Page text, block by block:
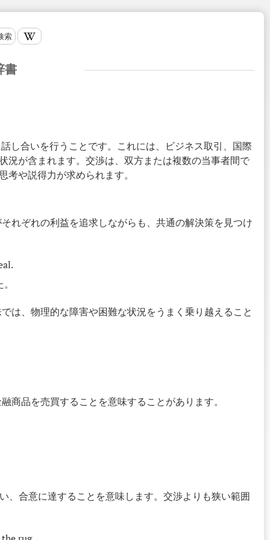
索
書
し合いを行うことです。これには、ビジネス取引、国際
況が含まれます。交渉は、双方または複数の当事者間で
や説得力が求められます。
れぞれの利益を追求しながらも、共通の解決策を見つけ
は、物理的な障害や困難な状況をうまく乗り越えること
商品を売買することを意味することがあります。
、合意に達することを意味します。交渉よりも狭い範囲